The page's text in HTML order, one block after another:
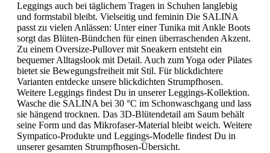
Leggings auch bei täglichem Tragen in Schuhen langlebig
und formstabil bleibt. Vielseitig und feminin Die SALINA
passt zu vielen Anlässen: Unter einer Tunika mit Ankle Boots
sorgt das Blüten-Bündchen für einen überraschenden Akzent.
Zu einem Oversize-Pullover mit Sneakern entsteht ein
bequemer Alltagslook mit Detail. Auch zum Yoga oder Pilates
bietet sie Bewegungsfreiheit mit Stil. Für blickdichtere
Varianten entdecke unsere blickdichten Strumpfhosen.
Weitere Leggings findest Du in unserer Leggings-Kollektion.
Wasche die SALINA bei 30 °C im Schonwaschgang und lass
sie hängend trocknen. Das 3D-Blütendetail am Saum behält
seine Form und das Mikrofaser-Material bleibt weich. Weitere
Sympatico-Produkte und Leggings-Modelle findest Du in
unserer gesamten Strumpfhosen-Übersicht.